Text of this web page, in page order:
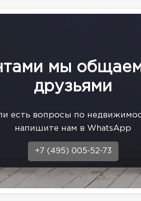
мы
друзьями
есть вопросы по
напишите нам в WhatsApp
+7 (495) 005-52-73